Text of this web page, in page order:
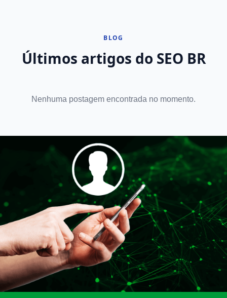
BLOG
Últimos artigos do SEO BR
Nenhuma postagem encontrada no momento.